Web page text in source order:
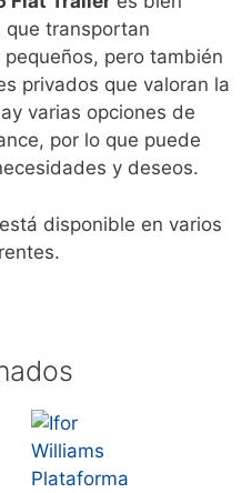
que transportan
pero también
privados que valoran la
varias opciones de
por lo que puede
y deseos.
disponible en varios